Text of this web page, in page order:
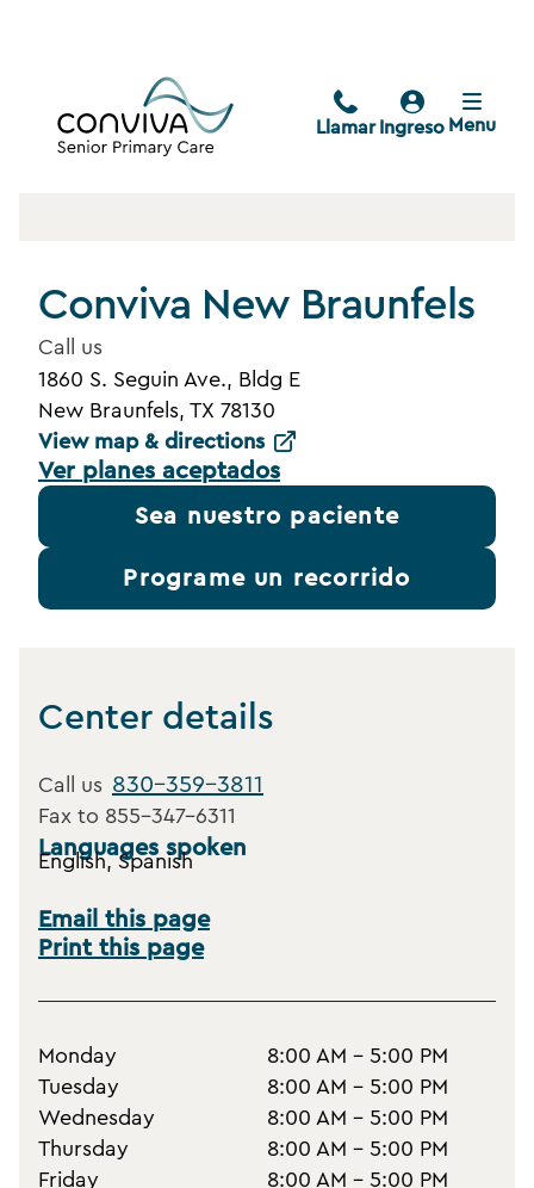
Llamar Ingreso Menu
Conviva New Braunfels
Call us
1860 S. Seguin Ave., Bldg E
New Braunfels, TX 78130
View map & directions
Ver planes aceptados
Sea nuestro paciente
Programe un recorrido
Center details
Call us 830-359-3811
Fax to 855-347-6311
Languages spoken
English, Spanish
Email this page
Print this page
Monday
Tuesday
Wednesday
Thursday
Friday
8:00 AM - 5:00 PM
8:00 AM - 5:00 PM
8:00 AM - 5:00 PM
8:00 AM - 5:00 PM
8:00 AM - 5:00 PM